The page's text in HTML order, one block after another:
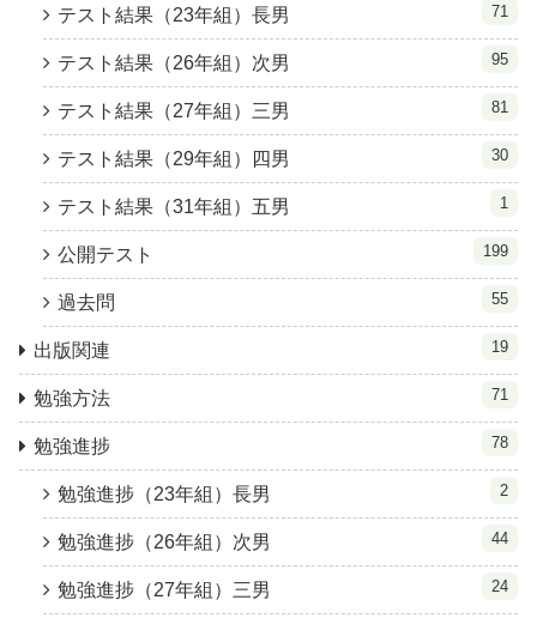
テスト結果（23年組）長男 71
テスト結果（26年組）次男 95
テスト結果（27年組）三男 81
テスト結果（29年組）四男 30
テスト結果（31年組）五男 1
公開テスト 199
過去問 55
出版関連 19
勉強方法 71
勉強進捗 78
勉強進捗（23年組）長男 2
勉強進捗（26年組）次男 44
勉強進捗（27年組）三男 24